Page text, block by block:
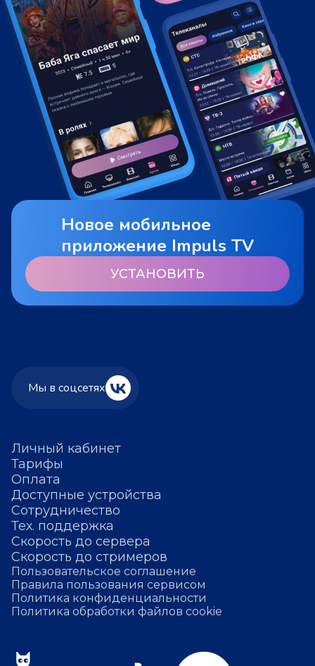
Новое мобильное
приложение Impuls TV
УСТАНОВИТЬ
Личный кабинет
Тарифы
Оплата
Доступные устройства
Сотрудничество
Тех. поддержка
Скорость до сервера
Скорость до стримеров
Пользовательское соглашение
Правила пользования сервисом
Политика конфиденциальности
Политика обработки файлов cookie
Мы в соцсетях